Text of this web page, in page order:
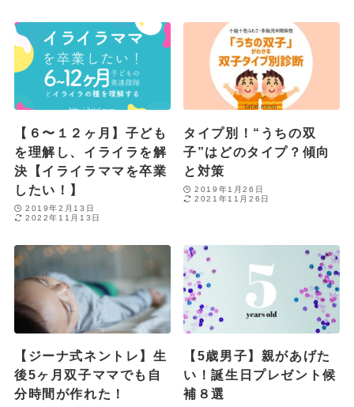
【６〜１２ヶ月】子ども
を理解し、イライラを解
決【イライラママを卒業
したい！】
2019年2月13日
2022年11月13日
タイプ別！“うちの双
子”はどのタイプ？傾向
と対策
2019年1月26日
2021年11月26日
【ジーナ式ネントレ】生
後5ヶ月双子ママでも自
分時間が作れた！
【5歳男子】親があげた
い！誕生日プレゼント候
補８選